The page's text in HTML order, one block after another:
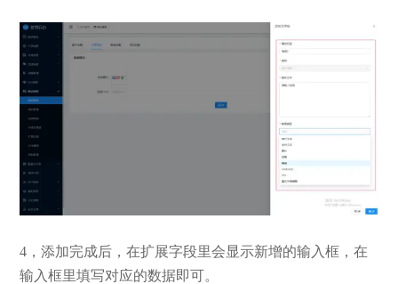
4，添加完成后，在扩展字段里会显示新增的输入框，在
输入框里填写对应的数据即可。